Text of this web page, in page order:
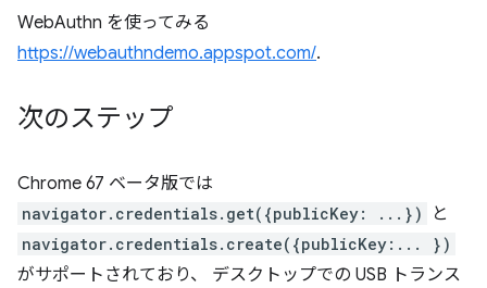
WebAuthn を使ってみる
https://webauthndemo.appspot.com/.
次のステップ
Chrome 67 ベータ版では
navigator.credentials.get({publicKey: ...}) と
navigator.credentials.create({publicKey:... })
がサポートされており、 デスクトップでの USB トランス